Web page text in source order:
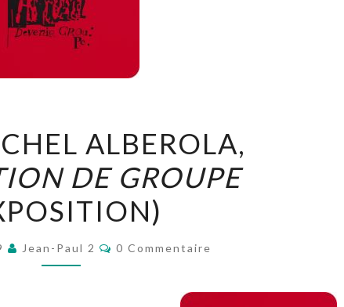
MICHEL
ALBEROLA,
EXPOSITION
DE
(EXPOSITION)
ALBEROLA,
DE GROUPE
Jean-Paul 2 Commentaires
0 Commentaire